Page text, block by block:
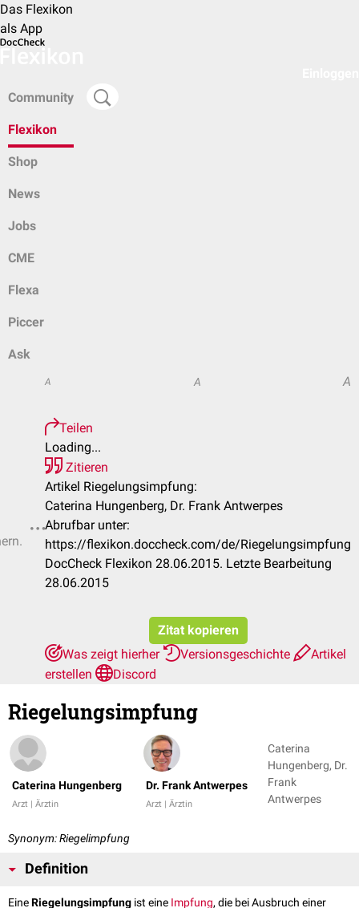
Das Flexikon
als App
Community
Flexikon
Shop
News
Jobs
CME
Flexa
Piccer
Ask
A A A
Teilen
Loading...
Zitieren
Artikel Riegelungsimpfung:
Caterina Hungenberg, Dr. Frank Antwerpes
Abrufbar unter:
https://flexikon.doccheck.com/de/Riegelungsimpfung
DocCheck Flexikon 28.06.2015. Letzte Bearbeitung
28.06.2015
Zitat kopieren
Was zeigt hierher
Versionsgeschichte
Artikel
erstellen
Discord
Riegelungsimpfung
Caterina Hungenberg
Arzt | Ärztin
Dr. Frank Antwerpes
Arzt | Ärztin
Caterina
Hungenberg, Dr.
Frank
Antwerpes
Synonym: Riegelimpfung
Definition
EineRiegelungsimpfung ist eine Impfung, die bei Ausbruch einer